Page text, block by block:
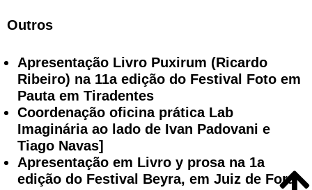
Outros
Apresentação Livro Puxirum (Ricardo
Ribeiro) na 11a edição do Festival Foto em
Pauta em Tiradentes
Coordenação oficina prática Lab
Imaginária ao lado de Ivan Padovani e
Tiago Navas]
Apresentação em Livro y prosa na 1a
edição do Festival Beyra, em Juiz de Fora